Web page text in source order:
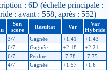
: 6D (échelle principale :
: avant : 558, après : 552)
Son
score
Résultat Var
Var
Hybride
3/7 Gagnée +1.41
+1.43
6/7 Gagnée +2.18
+2.21
6/7 Perdue -7.78
-7.75
4/7 Gagnée +1.57
+1.6